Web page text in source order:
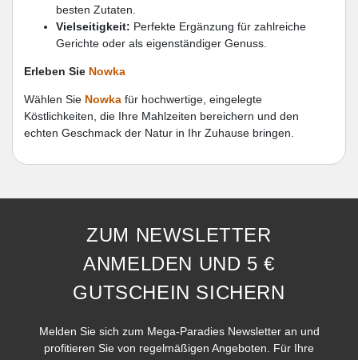
besten Zutaten.
Vielseitigkeit: Perfekte Ergänzung für zahlreiche
Gerichte oder als eigenständiger Genuss.
Erleben Sie Nowka
Wählen Sie Nowka für hochwertige, eingelegte
Köstlichkeiten, die Ihre Mahlzeiten bereichern und den
echten Geschmack der Natur in Ihr Zuhause bringen.
ZUM NEWSLETTER
ANMELDEN UND 5 €
GUTSCHEIN SICHERN
Melden Sie sich zum Mega-Paradies Newsletter an und
profitieren Sie von regelmäßigen Angeboten. Für Ihre